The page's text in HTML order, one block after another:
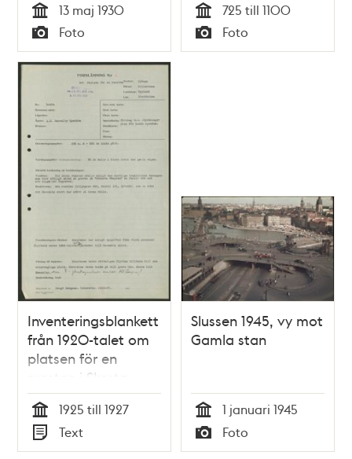
Tid
13 maj 1930
Typ
Foto Tid
725 till 1100
Typ
Foto
Inventeringsblankett
från 1920-talet om
platsen för en
runsten i Skesta,
Spånga.
Tid
1925 till 1927
Typ
Text
Slussen 1945, vy mot
Gamla stan
Tid
1 januari 1945
Typ
Foto